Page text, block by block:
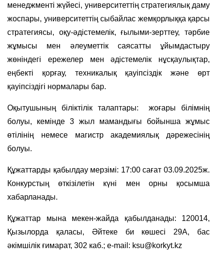
менеджменті жүйесі, университеттің стратегиялық даму
жоспары, университеттің сыбайлас жемқорлыққа қарсы
стратегиясы, оқу-әдістемелік, ғылыми-зерттеу, тәрбие
жұмысы мен әлеуметтік саясатты ұйымдастыру
жөніндегі ережелер мен әдістемелік нұсқаулықтар,
еңбекті қорғау, техникалық қауіпсіздік және өрт
қауіпсіздігі нормалары бар.
Оқытушының біліктілік талаптары: жоғары білімнің
болуы, кемінде 3 жыл мамандығы бойынша жұмыс
өтілінің немесе магистр академиялық дәрежесінің
болуы.
Құжаттарды қабылдау мерзімі: 17:00 сағат 03.09.2025ж.
Конкурстың өткізілетін күні мен орны қосымша
хабарланады.
Құжаттар мына мекен-жайда қабылданады: 120014,
Қызылорда қаласы, Әйтеке би көшесі 29А, бас
әкімшілік ғимарат, 302 каб.; e-mail: ksu@korkyt.kz